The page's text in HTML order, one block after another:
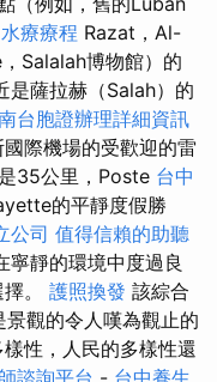
療療程 Razat，Al-
Salalah博物館）的
是薩拉赫（Salah）的
台胞證辦理詳細資訊
際機場的受歡迎的雷
35公里，Poste 台中
的平靜度假勝
公司 值得信賴的助聽
寧靜的環境中度過良
。 護照換發 該綜合
觀的令人嘆為觀止的
性，人民的多樣性還
諮詢平台 - 台中養生